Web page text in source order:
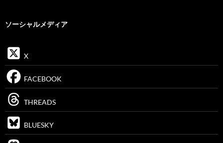
ソーシャルメディア
X
FACEBOOK
THREADS
BLUESKY